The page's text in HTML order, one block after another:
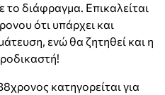
διάφραγμα. Επικαλείται
ότι υπάρχει και
ενώ θα ζητηθεί και η
κατηγορείται για